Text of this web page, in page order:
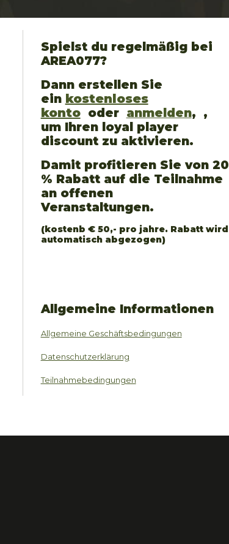
Spielst du regelmäßig bei
AREA077?
Dann erstellen Sie
ein kostenloses
kontooder anmelden, ,
um Ihren loyal player
discount zu aktivieren.
Damit profitieren Sie von 20
% Rabatt auf die Teilnahme
an offenen
Veranstaltungen.
(kostenb € 50,- pro jahre. Rabatt wird
automatisch abgezogen)
Allgemeine Informationen
Allgemeine Geschäftsbedingungen
Datenschutzerklärung
Teilnahmebedingungen